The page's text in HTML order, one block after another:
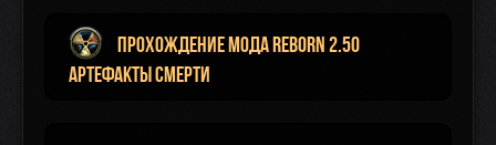
Прохождение мода ReBorn 2.50
Артефакты смерти